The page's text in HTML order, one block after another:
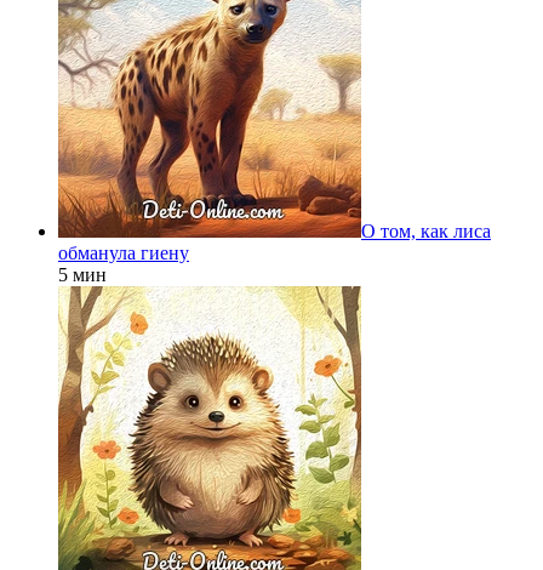
О том, как лиса
обманула гиену
5 мин